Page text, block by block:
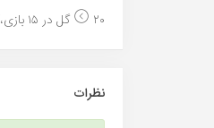
۲۰ گل در ۱۵ بازی،آمار گل خورده ایرانجوان دغدغه اصل...
نظرات